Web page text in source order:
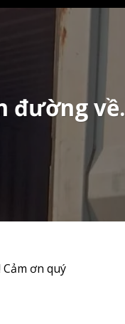
đường về.
ơn quý